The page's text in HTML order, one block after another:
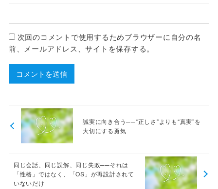
次回のコメントで使用するためブラウザーに自分の名
前、メールアドレス、サイトを保存する。
誠実に向き合う──“正しさ”よりも“真実”を
大切にする勇気
同じ会話、同じ誤解、同じ失敗──それは
「性格」ではなく、「OS」が再設計されて
いないだけ